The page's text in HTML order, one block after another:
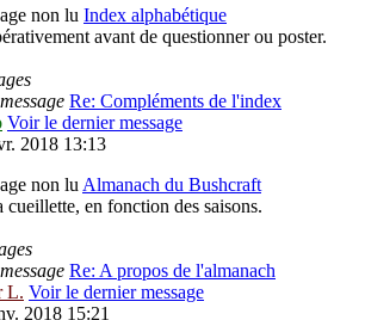
Index alphabétique
avant de questionner ou poster.
Re: Compléments de l'index
Voir le dernier message
2018 13:13
Almanach du Bushcraft
cueillette, en fonction des saisons.
Re: A propos de l'almanach
L. Voir le dernier message
2018 15:21